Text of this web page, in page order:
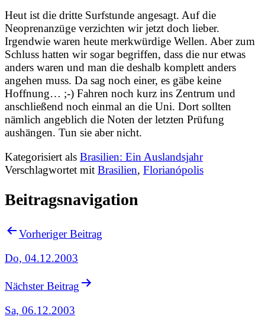
Heut ist die dritte Surfstunde angesagt. Auf die
Neoprenanzüge verzichten wir jetzt doch lieber.
Irgendwie waren heute merkwürdige Wellen. Aber zum
Schluss hatten wir sogar begriffen, dass die nur etwas
anders waren und man die deshalb komplett anders
angehen muss. Da sag noch einer, es gäbe keine
Hoffnung… ;-) Fahren noch kurz ins Zentrum und
anschließend noch einmal an die Uni. Dort sollten
nämlich angeblich die Noten der letzten Prüfung
aushängen. Tun sie aber nicht.
Kategorisiert als Brasilien: Ein Auslandsjahr
Verschlagwortet mit Brasilien, Florianópolis
Beitragsnavigation
Vorheriger Beitrag
Do, 04.12.2003
Nächster Beitrag
Sa, 06.12.2003